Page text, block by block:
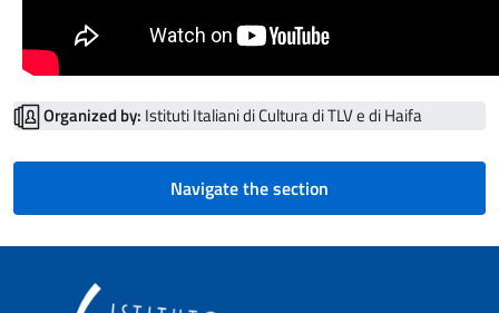
Organized by: Istituti Italiani di Cultura di TLV e di Haifa
Navigate the section